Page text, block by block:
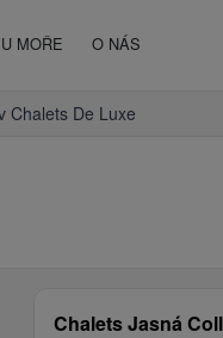
U MOŘE O NÁS
Chalets De Luxe
Chalets Jasná